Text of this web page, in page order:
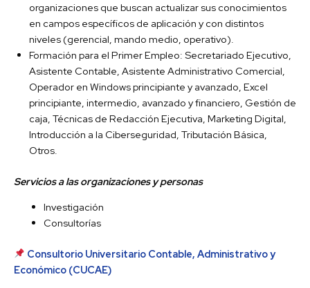
organizaciones que buscan actualizar sus conocimientos
en campos específicos de aplicación y con distintos
niveles (gerencial, mando medio, operativo).
Formación para el Primer Empleo: Secretariado Ejecutivo,
Asistente Contable, Asistente Administrativo Comercial,
Operador en Windows principiante y avanzado, Excel
principiante, intermedio, avanzado y financiero, Gestión de
caja, Técnicas de Redacción Ejecutiva, Marketing Digital,
Introducción a la Ciberseguridad, Tributación Básica,
Otros.
Servicios a las organizaciones y personas
Investigación
Consultorías
Consultorio Universitario Contable, Administrativo y
Económico (CUCAE)